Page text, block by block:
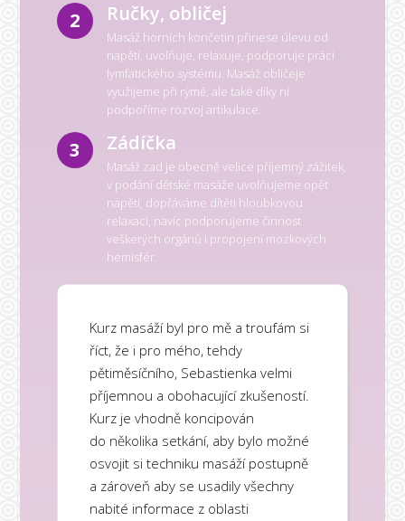
2 Ručky, obličej
Masáž horních končetin přinese úlevu od
napětí, uvolňuje, relaxuje, podporuje práci
lymfatického systému. Masáž obličeje
využijeme při rýmě, ale také díky ní
podpoříme rozvoj artikulace.
3 Zádíčka
Masáž zad je obecně velice příjemný zážitek,
v podání dětské masáže uvolňujeme opět
napětí, dopřáváme dítěti hloubkovou
relaxaci, navíc podporujeme činnost
veškerých orgánů i propojení mozkových
hemisfér.
Kurz masáží byl pro mě a troufám si
říct, že i pro mého, tehdy
pětiměsíčního, Sebastienka velmi
příjemnou a obohacující zkušeností.
Kurz je vhodně koncipován
do několika setkání, aby bylo možné
osvojit si techniku masáží postupně
a zároveň aby se usadily všechny
nabité informace z oblasti